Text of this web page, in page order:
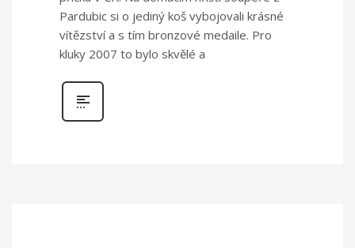
Pardubic si o jediný koš vybojovali krásné
vítězství a s tím bronzové medaile. Pro
kluky 2007 to bylo skvělé a